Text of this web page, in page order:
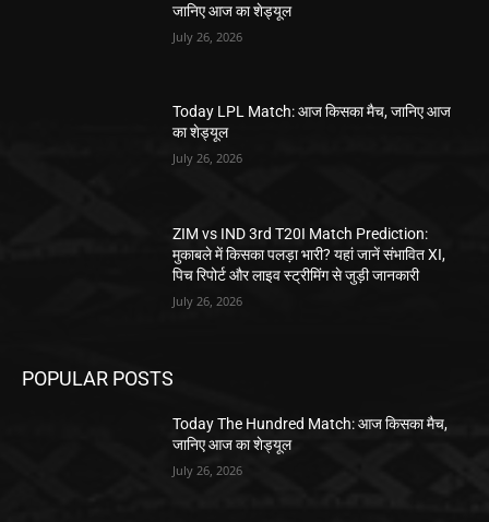
जानिए आज का शेड्यूल
July 26, 2026
Today LPL Match: आज किसका मैच, जानिए आज
का शेड्यूल
July 26, 2026
ZIM vs IND 3rd T20I Match Prediction:
मुकाबले में किसका पलड़ा भारी? यहां जानें संभावित XI,
पिच रिपोर्ट और लाइव स्ट्रीमिंग से जुड़ी जानकारी
July 26, 2026
POPULAR POSTS
Today The Hundred Match: आज किसका मैच,
जानिए आज का शेड्यूल
July 26, 2026